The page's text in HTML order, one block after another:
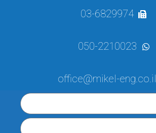
03-6829974
050-2210023
office@mikel-eng.co.il